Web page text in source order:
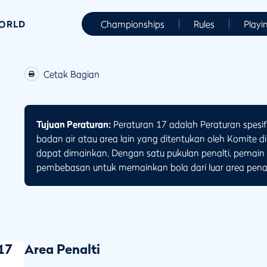
Championships Rules
Cetak Bagian
Tujuan Peraturan: Peraturan 17 adalah Peraturan
badan air atau area lain yang ditentukan oleh Komite
dapat dimainkan. Dengan satu pukulan penalti,
pembebasan untuk memainkan bola dari luar area
Area Penalti